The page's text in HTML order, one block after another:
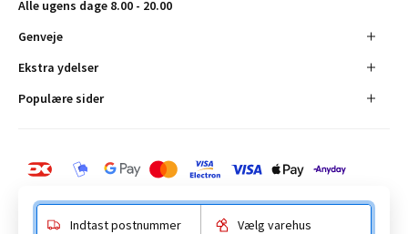
Alle ugens dage 8.00 - 20.00
Genveje
Ekstra ydelser
Populære sider
Indtast postnummer Vælg varehus